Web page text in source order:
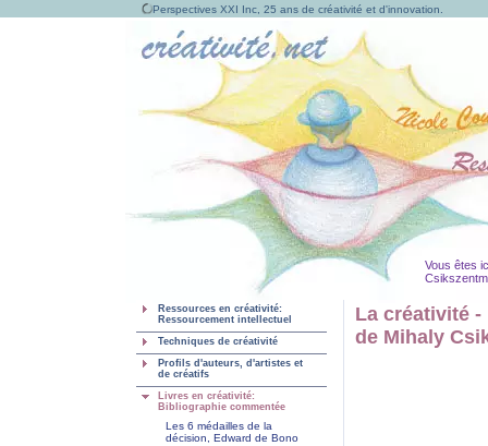
Perspectives XXI Inc, 25 ans de créativité et d'innovation.
Vous êtes
Ressources en créativité:
Ressourcement intellectuel
Techniques de créativité
Profils d'auteurs, d'artistes et
de créatifs
Livres en créativité:
Bibliographie commentée
Les 6 médailles de la
décision, Edward de Bono
La créativité -
de Mihaly